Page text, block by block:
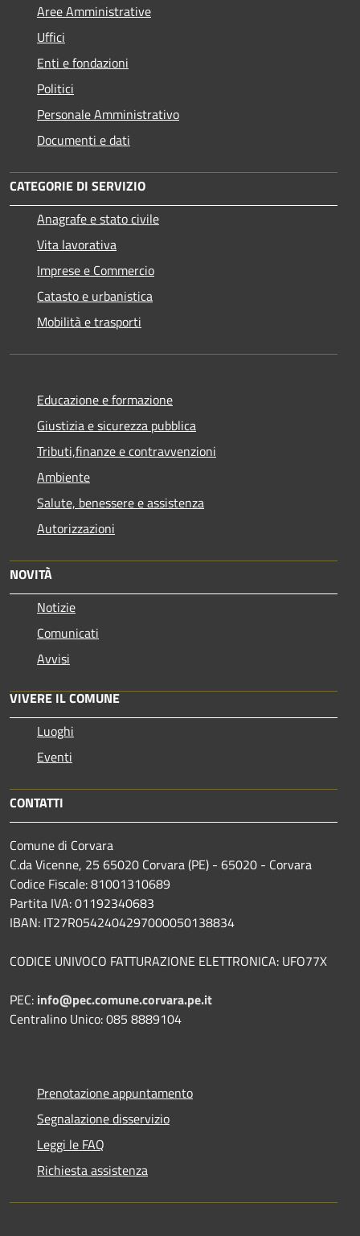
Aree Amministrative
Uffici
Enti e fondazioni
Politici
Personale Amministrativo
Documenti e dati
CATEGORIE DI SERVIZIO
Anagrafe e stato civile
Vita lavorativa
Imprese e Commercio
Catasto e urbanistica
Mobilità e trasporti
Educazione e formazione
Giustizia e sicurezza pubblica
Tributi,finanze e contravvenzioni
Ambiente
Salute, benessere e assistenza
Autorizzazioni
NOVITÀ
Notizie
Comunicati
Avvisi
VIVERE IL COMUNE
Luoghi
Eventi
CONTATTI
Comune di Corvara
C.da Vicenne, 25 65020 Corvara (PE) - 65020 - Corvara
Codice Fiscale: 81001310689
Partita IVA: 01192340683
IBAN: IT27R0542404297000050138834
CODICE UNIVOCO FATTURAZIONE ELETTRONICA: UFO77X
PEC: info@pec.comune.corvara.pe.it
Centralino Unico: 085 8889104
Prenotazione appuntamento
Segnalazione disservizio
Leggi le FAQ
Richiesta assistenza